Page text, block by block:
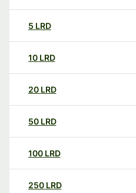
5 LRD
10 LRD
20 LRD
50 LRD
100 LRD
250 LRD